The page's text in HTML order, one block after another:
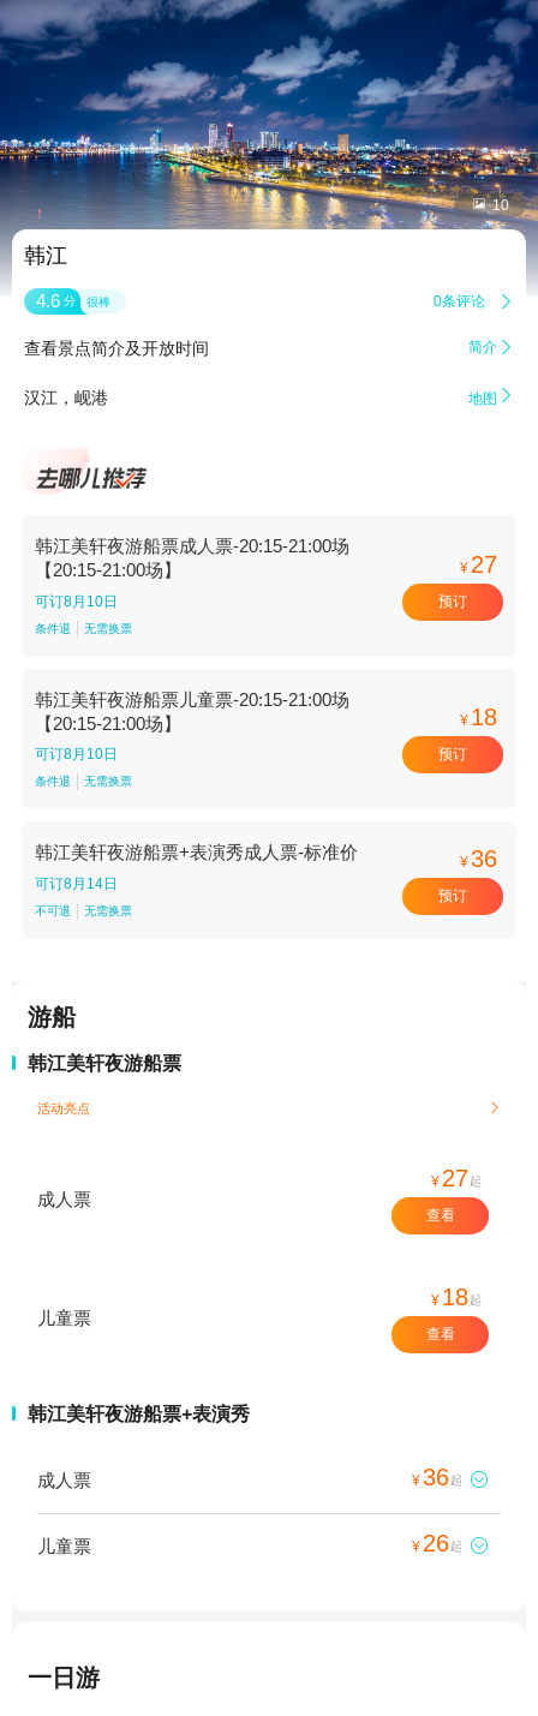
 10
韩江
4.6 分 很棒 0条评论 
查看景点简介及开放时间 简介 
汉江，岘港 地图 
韩江美轩夜游船票成人票-20:15-21:00场
【20:15-21:00场】
可订8月10日
条件退 无需换票
¥ 27
预订
韩江美轩夜游船票儿童票-20:15-21:00场
【20:15-21:00场】
可订8月10日
条件退 无需换票
¥ 18
预订
韩江美轩夜游船票+表演秀成人票-标准价
可订8月14日
不可退 无需换票
¥36
预订
游船
韩江美轩夜游船票
活动亮点 
成人票
¥ 27起
查看
儿童票
¥ 18起
查看
韩江美轩夜游船票+表演秀
成人票 ¥36起 
儿童票 ¥ 26起 
一日游
